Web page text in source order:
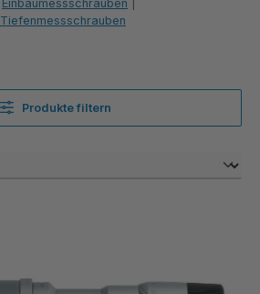
Einbaumessschrauben
Tiefenmessschrauben
Produkte filtern